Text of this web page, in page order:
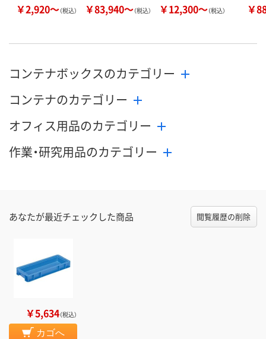
￥2,920～（税込） ￥83,940～（税込） ￥12,300～（税込） ￥
コンテナボックスのカテゴリー
コンテナのカテゴリー
オフィス用品のカテゴリー
作業・研究用品のカテゴリー
あなたが最近チェックした商品 閲覧履歴の削除
￥5,634（税込）
カゴへ